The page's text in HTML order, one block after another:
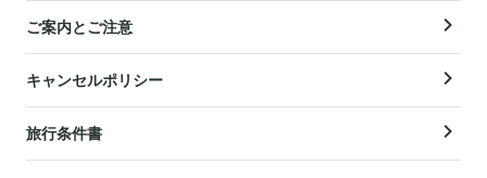
ご案内とご注意
キャンセルポリシー
旅行条件書